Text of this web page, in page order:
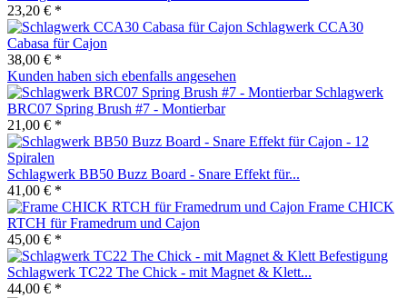
23,20 € *
Schlagwerk CCA30
Cabasa für Cajon
38,00 € *
Kunden haben sich ebenfalls angesehen
Schlagwerk
BRC07 Spring Brush #7 - Montierbar
21,00 € *
Schlagwerk BB50 Buzz Board - Snare Effekt für...
41,00 € *
Frame CHICK
RTCH für Framedrum und Cajon
45,00 € *
Schlagwerk TC22 The Chick - mit Magnet & Klett...
44,00 € *